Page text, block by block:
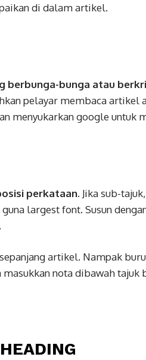
di dalam artikel.
berbunga-bunga atau
pelayar membaca artikel
menyukarkan google untuk
perkataan. Jika sub-
largest font. Susun
artikel. Nampak
masukkan nota dibawah